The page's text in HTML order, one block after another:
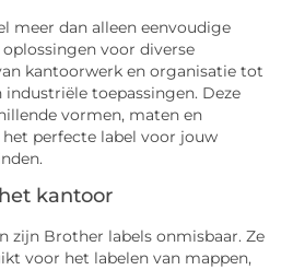
meer dan alleen eenvoudige
oplossingen voor diverse
kantoorwerk en organisatie tot
toepassingen. Deze
vormen, maten en
perfecte label voor jouw
kantoor
zijn Brother labels onmisbaar. Ze
voor het labelen van mappen,